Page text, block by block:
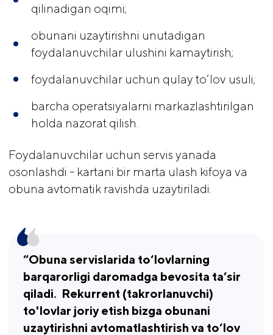
qilinadigan oqimi;
obunani uzaytirishni unutadigan
foydalanuvchilar ulushini kamaytirish;
foydalanuvchilar uchun qulay to‘lov usuli;
barcha operatsiyalarni markazlashtirilgan
holda nazorat qilish.
Foydalanuvchilar uchun servis yanada
osonlashdi - kartani bir marta ulash kifoya va
obuna avtomatik ravishda uzaytiriladi.
“Obuna servislarida to‘lovlarning
barqarorligi daromadga bevosita ta’sir
qiladi.  Rekurrent (takrorlanuvchi)
to'lovlar joriy etish bizga obunani
uzaytirishni avtomatlashtirish va to‘lov